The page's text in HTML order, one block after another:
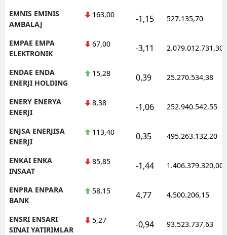
EMNIS EMINIS
AMBALAJ
163,00 -1,15 527.135,70
EMPAE EMPA
ELEKTRONIK
67,00 -3,11 2.079.012.731,30
ENDAE ENDA
ENERJI HOLDING
15,28 0,39 25.270.534,38
ENERY ENERYA
ENERJI
8,38 -1,06 252.940.542,55
ENJSA ENERJISA
ENERJI
113,40 0,35 495.263.132,20
ENKAI ENKA
INSAAT
85,85 -1,44 1.406.379.320,00
ENPRA ENPARA
BANK
58,15 4,77 4.500.206,15
ENSRI ENSARI
SINAI YATIRIMLAR
5,27 -0,94 93.523.737,63